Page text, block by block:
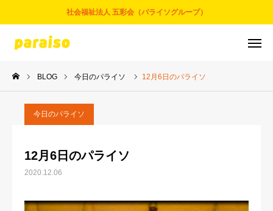
社会福祉法人 五彩会（パライソグループ）
BLOG 今日のパライソ 12月6日のパライソ
今日のパライソ
12月6日のパライソ
2020.12.06
お問合せ サービスについて
アクセス
事業とサービス
お知らせ